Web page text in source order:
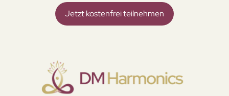
Jetzt kostenfrei teilnehmen